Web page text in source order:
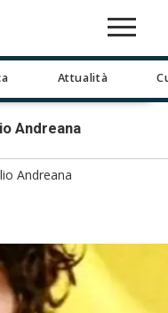
Attualità
Andreana
Andreana